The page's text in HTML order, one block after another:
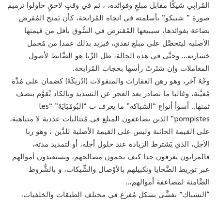
المُرابِي شيكًا مقابل مبلغٍ وفوائده، ، ثم في وقتٍ لاحقٍ حاولوا ترميم
صورة ” شبيكو” بأسلمته في اتجاه المُرابحة، كأن يَمنح المُقرض
بضاعة بفوائدها، سيبيعها المُقترض في السُّوق بأقل من قيمتها
الأصلية ليتحصَّل على مبلغ نقدي، فيزيد بذلك عمدا من مُجمل
خسارته… وحتَّى في هذه الحالة، ظل الرِّبا هو الضَّابط لأصول
المعاملات وإن سَتَرتْ رأسها بحجاب المُرابحة.
وجْهٌ آخر، وهو رهن العقارات والمنقولات (ادْريكَهْ) كضمان على مُدَّة
مُعيَّنة، وغالبا ما تصادر بعد العجز عن التسديد وبالكاد تُقوَّم بنصف
ثمنها.. أسوأ أنواع “الشباكه” ما يعرف ب “البُومْبَايَهْ” “les
pompistes” الذين يضاعفون المبلغ في مُتتاليات عددية لا متناهية،
على القيمة الحائنة وليس على القيمة الأصلية للدَّين ، وهو ربا
الأجل، الذي يَشترط الزيادة عند حلول أجله، أو لتمديد مدته،
فالمرابون يعرفون جدا كيف يحمون مصالحهم، ويستعيدون أموالهم
عبر توريط الضَّحايا وتكبيلهم بالأوْصال والشِّيكات، و بالشُّروط
الضَّامنة لمضاعفة أموالهم،..
“التشباك” تفشَّى بشكل مُفزع في مختلف الطبقات والخلفيات،